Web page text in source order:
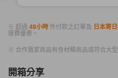
※ 超過 48小時 外付款之訂單及 日本寄
運費優惠。
※ 合作賣家商品有含材積商品或符合大
開箱分享